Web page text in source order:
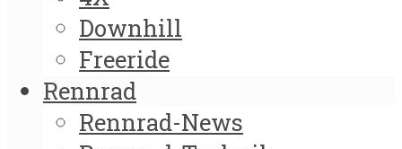
Downhill
Freeride
Rennrad
Rennrad-News